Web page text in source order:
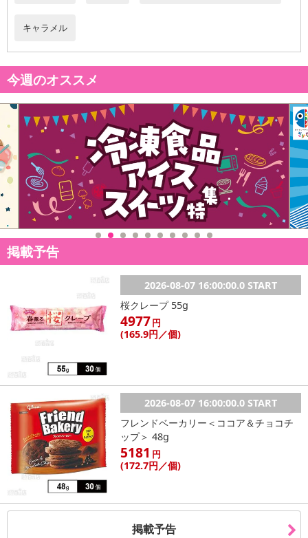
キャラメル
今週のオススメ
掲載予告
2026-08-07 16:00:00.0 START
桜クレープ 55g
4977円
(165.9円／個)
2026-08-07 16:00:00.0 START
フレンドベーカリー＜ココア＆チョコチ
ップ＞ 48g
5181 円
(172.7円／個)
掲載予告